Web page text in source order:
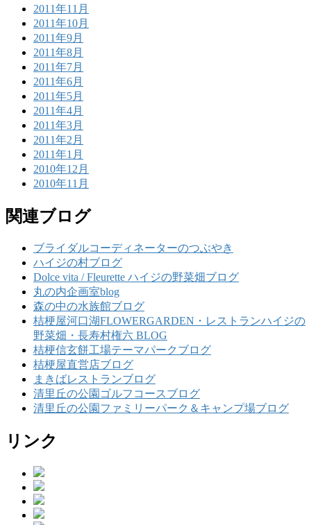
2011年11月
2011年10月
2011年9月
2011年8月
2011年7月
2011年6月
2011年5月
2011年4月
2011年3月
2011年2月
2011年1月
2010年12月
2010年11月
関連ブログ
ブライダルコーディネーターのつぶやき
ハイジの村ブログ
Dolce vita / Fleurette ハイジの野菜畑ブログ
丸の内企画室blog
森の中の水族館ブログ
桔梗屋河口湖FLOWERGARDEN・レストランハイジの
野菜畑・長寿村権六 BLOG
桔梗信玄餅工場テーマパークブログ
桔梗屋直営店ブログ
まきばレストランブログ
清里丘の公園ゴルフコースブログ
清里丘の公園ファミリーパーク＆キャンプ場ブログ
リンク